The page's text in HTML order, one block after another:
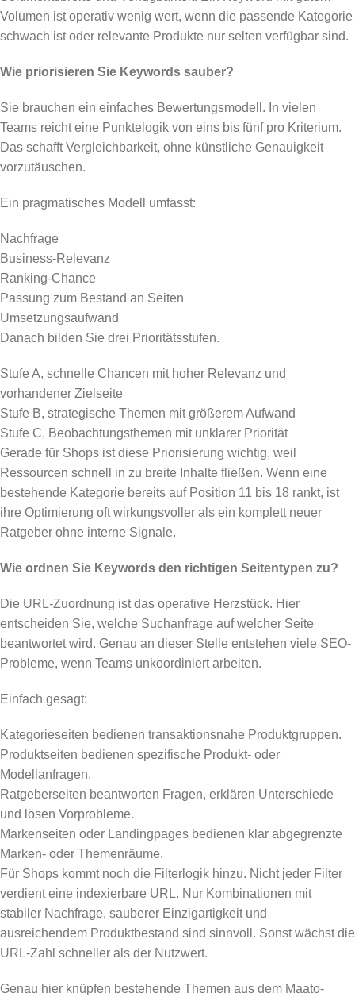
Volumen ist operativ wenig wert, wenn die passende Kategorie
schwach ist oder relevante Produkte nur selten verfügbar sind.
Wie priorisieren Sie Keywords sauber?
Sie brauchen ein einfaches Bewertungsmodell. In vielen
Teams reicht eine Punktelogik von eins bis fünf pro Kriterium.
Das schafft Vergleichbarkeit, ohne künstliche Genauigkeit
vorzutäuschen.
Ein pragmatisches Modell umfasst:
Nachfrage
Business-Relevanz
Ranking-Chance
Passung zum Bestand an Seiten
Umsetzungsaufwand
Danach bilden Sie drei Prioritätsstufen.
Stufe A, schnelle Chancen mit hoher Relevanz und
vorhandener Zielseite
Stufe B, strategische Themen mit größerem Aufwand
Stufe C, Beobachtungsthemen mit unklarer Priorität
Gerade für Shops ist diese Priorisierung wichtig, weil
Ressourcen schnell in zu breite Inhalte fließen. Wenn eine
bestehende Kategorie bereits auf Position 11 bis 18 rankt, ist
ihre Optimierung oft wirkungsvoller als ein komplett neuer
Ratgeber ohne interne Signale.
Wie ordnen Sie Keywords den richtigen Seitentypen zu?
Die URL-Zuordnung ist das operative Herzstück. Hier
entscheiden Sie, welche Suchanfrage auf welcher Seite
beantwortet wird. Genau an dieser Stelle entstehen viele SEO-
Probleme, wenn Teams unkoordiniert arbeiten.
Einfach gesagt:
Kategorieseiten bedienen transaktionsnahe Produktgruppen.
Produktseiten bedienen spezifische Produkt- oder
Modellanfragen.
Ratgeberseiten beantworten Fragen, erklären Unterschiede
und lösen Vorprobleme.
Markenseiten oder Landingpages bedienen klar abgegrenzte
Marken- oder Themenräume.
Für Shops kommt noch die Filterlogik hinzu. Nicht jeder Filter
verdient eine indexierbare URL. Nur Kombinationen mit
stabiler Nachfrage, sauberer Einzigartigkeit und
ausreichendem Produktbestand sind sinnvoll. Sonst wächst die
URL-Zahl schneller als der Nutzwert.
Genau hier knüpfen bestehende Themen aus dem Maato-